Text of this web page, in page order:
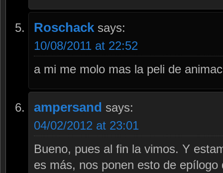
Roschack says:
10/08/2011 at 22:52
a mi me molo mas la peli de
ampersand says:
04/02/2012 at 23:01
Bueno, pues al fin la vimos. Y
es más, nos ponen esto de